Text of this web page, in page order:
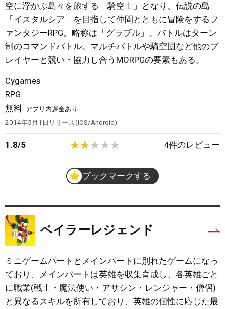
空に浮かぶ島々を旅する「騎空士」となり、伝説の島
「イスタルシア」を目指して仲間とともに冒険をするフ
ァンタジーRPG。略称は「グラブル」。バトルはターン
制のコマンドバトル。マルチバトルや騎空団など他のプ
レイヤーと競い・協力し合うMORPGの要素もある。
Cygames
RPG
無料 アプリ内課金あり
2014年5月1日 リリース iOS/Android
1.8/5 4件のレビュー
ブックマークする
ベイラーレジェンド
ミニゲームパートとメインパートに別れたゲームになっ
ており、メインパートは英雄を収集育成し、各英雄ごと
に職業(戦士・魔法使い・アサシン・レンジャー・僧侶)
と異なるスキルを所有しており、英雄の個性に応じた最